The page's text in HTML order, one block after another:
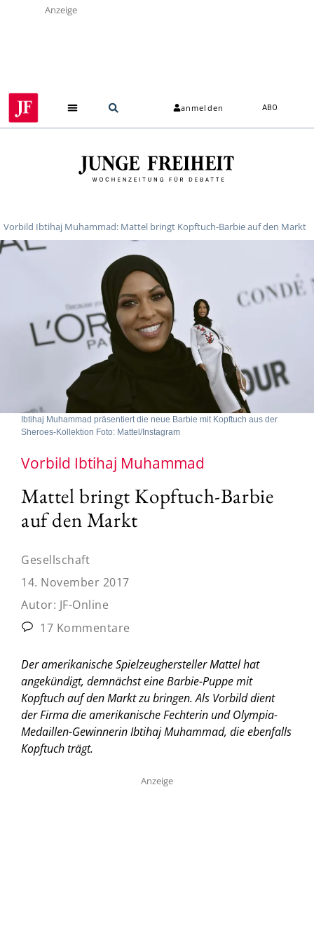
Anzeige
anmelden ABO
Vorbild Ibtihaj Muhammad: Mattel bringt Kopftuch-Barbie auf den Markt
Ibtihaj Muhammad präsentiert die neue Barbie mit Kopftuch aus der
Sheroes-Kollektion Foto: Mattel/Instagram
Vorbild Ibtihaj Muhammad
Mattel bringt Kopftuch-Barbie
auf den Markt
Gesellschaft
14. November 2017
Autor: JF-Online
17 Kommentare
Der amerikanische Spielzeughersteller Mattel hat
angekündigt, demnächst eine Barbie-Puppe mit
Kopftuch auf den Markt zu bringen. Als Vorbild dient
der Firma die amerikanische Fechterin und Olympia-
Medaillen-Gewinnerin Ibtihaj Muhammad, die ebenfalls
Kopftuch trägt.
Anzeige